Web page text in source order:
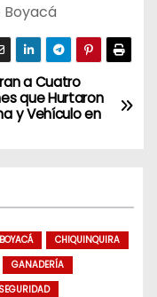
a Cuatro
que Hurtaron
y Vehículo en
BOYACÁ
CHIQUINQUIRA
GANADERÍA
SEGURIDAD